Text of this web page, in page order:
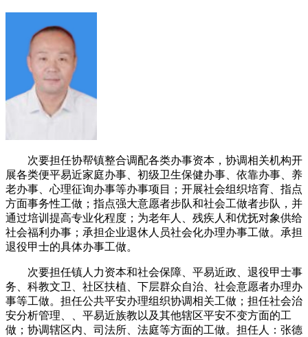
次要担任协帮镇整合调配各类办事资本，协调相关机构开
展各类便平易近家庭办事、初级卫生保健办事、依靠办事、养
老办事、心理征询办事等办事项目；开展社会组织培育、指点
方面事务性工做；指点强大意愿者步队和社会工做者步队，并
通过培训提高专业化程度；为老年人、残疾人和优抚对象供给
社会福利办事；承担企业退休人员社会化办理办事工做。承担
退役甲士的具体办事工做。
次要担任镇人力资本和社会保障、平易近政、退役甲士事
务、科教文卫、社区扶植、下层群众自治、社会意愿者办理办
事等工做。担任公共平安办理组织协调相关工做；担任社会治
安分析管理、、平易近族教以及其他辖区平安不变方面的工
做；协调辖区内、司法所、法庭等方面的工做。担任人：张德